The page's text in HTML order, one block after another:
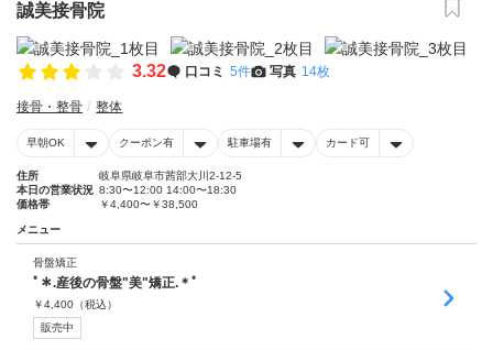
誠美接骨院
3.32 口コミ 5件 写真 14枚
接骨・整骨 整体
早朝OK クーポン有 駐車場有 カード可
住所
岐阜県岐阜市茜部大川2-12-5
本日の営業状況 8:30〜12:00 14:00〜18:30
価格帯
￥4,400〜￥38,500
メニュー
骨盤矯正
ﾟ＊.産後の骨盤"美"矯正.＊ﾟ
￥4,400 （税込）
販売中